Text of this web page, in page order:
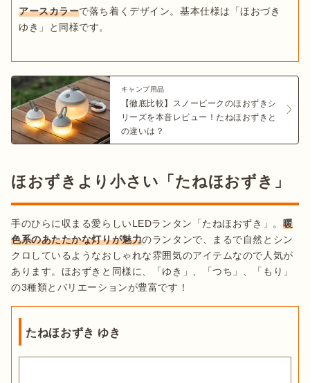
アースカラーで落ち着くデザイン。基本仕様は「ほおづき
ゆき」と同様です。
キャンプ用品
【徹底比較】スノーピークのほおずきシ
リーズを本音レビュー！たねほおずきと
の違いは？
ほおずきより小さい「たねほおずき」
手のひらに収まる愛らしいLEDランタン「たねほおずき」。 暖
色系のあたたかな灯りが魅力のランタンで、まるで自然とシン
クロしているようなおしゃれな雰囲気のアイテムなので人気が
あります。ほおずきと同様に、「ゆき」、「つち」、「もり」
の3種類とバリエーションが豊富です！
たねほおずき ゆき